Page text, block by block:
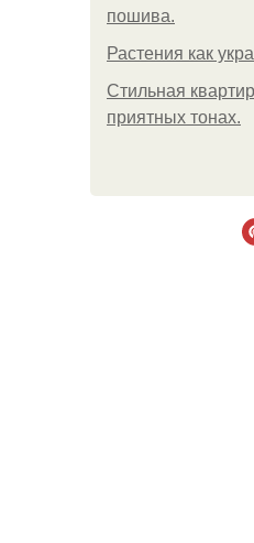
пошива.
Растения как
Стильная
приятных тонах.